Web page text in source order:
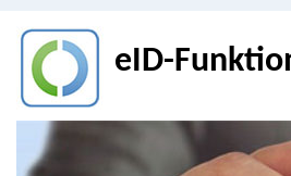
eID-